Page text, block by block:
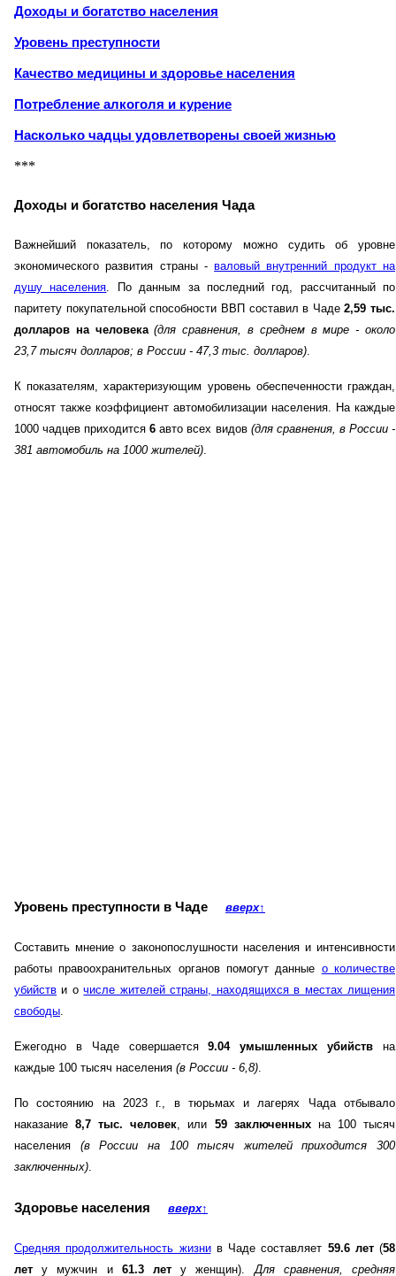
Доходы и богатство населения
Уровень преступности
Качество медицины и здоровье населения
Потребление алкоголя и курение
Насколько чадцы удовлетворены своей жизнью
***
Доходы и богатство населения Чада
Важнейший показатель, по которому можно судить об уровне
экономического развития страны -валовый внутренний продукт на
душу населения. По данным за последний год, рассчитанный по
паритету покупательной способности ВВП составил в Чаде2,59 тыс.
долларов на человека (для сравнения, в среднем в мире - около
23,7 тысяч долларов; в России - 47,3 тыс. долларов).
К показателям, характеризующим уровень обеспеченности граждан,
относят также коэффициент автомобилизации населения. На каждые
1000 чадцев приходится6авто всех видов (для сравнения, в России -
381 автомобиль на 1000 жителей).
Уровень преступности в Чаде вверх↑
Составить мнение о законопослушности населения и интенсивности
работы правоохранительных органов помогут данные о количестве
убийств и очисле жителей страны, находящихся в местах лищения
свободы.
Ежегодно в Чаде совершается9.04 умышленных убийств на
каждые 100 тысяч населения (в России - 6,8).
По состоянию на 2023 г., в тюрьмах и лагерях Чада отбывало
наказание8,7 тыс. человек, или 59 заключенныхна 100 тысяч
населения (в России на 100 тысяч жителей приходится 300
заключенных).
Здоровье населения вверх↑
Средняя продолжительность жизнив Чаде составляет 59.6 лет(58
лет у мужчин и 61.3 лет у женщин).Для сравнения, средняя